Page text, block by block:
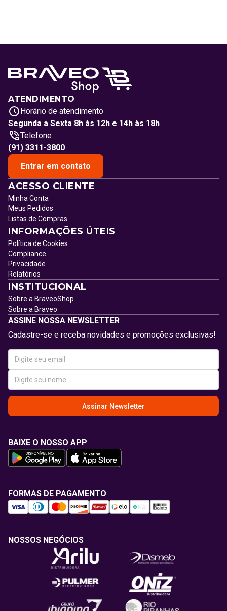
ATENDIMENTO
Horário de atendimento
Segunda a Sexta 8h às 12h e 14h às 18h
Telefone
(91) 3311-3800
Entrar em contato
ACESSO CLIENTE
Minha Conta
Meus Pedidos
Listas de Compras
INFORMAÇÕES ÚTEIS
Política de Cookies
Compliance
Privacidade
Relatórios
INSTITUCIONAL
Sobre a BraveoShop
Sobre a Braveo
ASSINE NOSSA NEWSLETTER
Cadastre-se e receba novidades e promoções exclusivas!
Assinar Newsletter
BAIXE O NOSSO APP
FORMAS DE PAGAMENTO
NOSSOS NEGÓCIOS